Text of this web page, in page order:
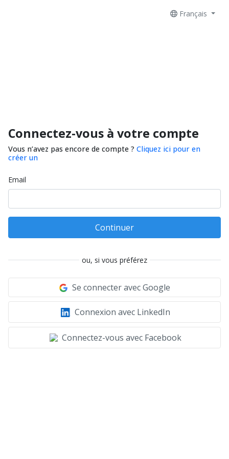
Français
Connectez-vous à votre compte
Vous n’avez pas encore de compte ? Cliquez ici pour en
créer un
Email
Continuer
ou, si vous préférez
Se connecter avec Google
Connexion avec LinkedIn
Connectez-vous avec Facebook